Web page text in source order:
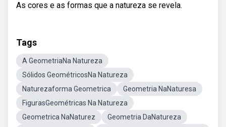
As cores e as formas que a natureza se revela.
Tags
A GeometriaNa Natureza
Sólidos GeométricosNa Natureza
Naturezaforma Geometrica
Geometria NaNaturesa
FigurasGeométricas Na Natureza
Geometrica NaNaturez
Geometria DaNatureza